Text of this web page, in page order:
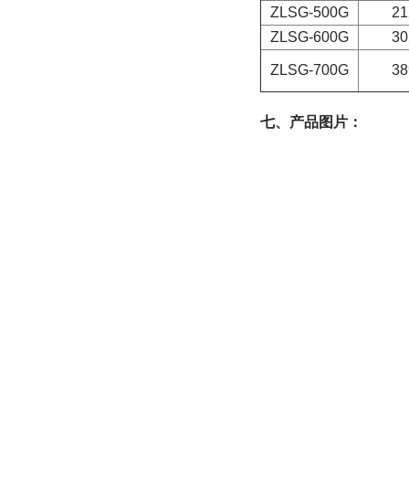
ZLSG-500G
ZLSG-600G
ZLSG-700G
七、产品图片：